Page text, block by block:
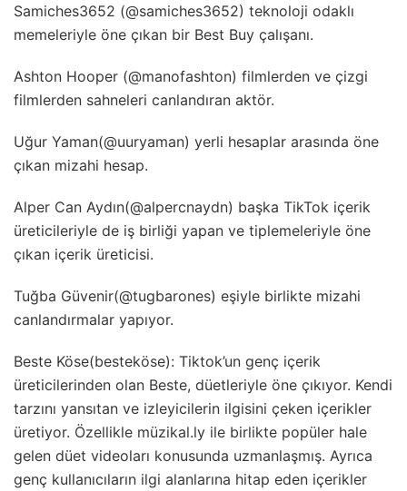
Samiches3652 (@samiches3652) teknoloji odaklı
memeleriyle öne çıkan bir Best Buy çalışanı.
Ashton Hooper (@manofashton) filmlerden ve çizgi
filmlerden sahneleri canlandıran aktör.
Uğur Yaman(@uuryaman) yerli hesaplar arasında öne
çıkan mizahi hesap.
Alper Can Aydın(@alpercnaydn) başka TikTok içerik
üreticileriyle de iş birliği yapan ve tiplemeleriyle öne
çıkan içerik üreticisi.
Tuğba Güvenir(@tugbarones) eşiyle birlikte mizahi
canlandırmalar yapıyor.
Beste Köse(besteköse): Tiktok’un genç içerik
üreticilerinden olan Beste, düetleriyle öne çıkıyor. Kendi
tarzını yansıtan ve izleyicilerin ilgisini çeken içerikler
üretiyor. Özellikle müzikal.ly ile birlikte popüler hale
gelen düet videoları konusunda uzmanlaşmış. Ayrıca
genç kullanıcıların ilgi alanlarına hitap eden içerikler